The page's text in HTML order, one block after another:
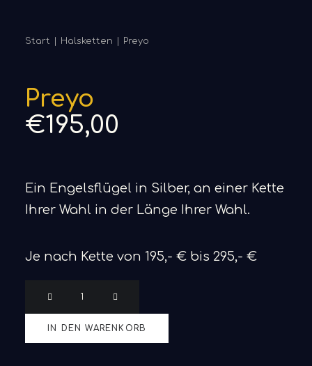
Start Halsketten Preyo
Preyo
€195,00
Ein Engelsflügel in Silber, an einer Kette
Ihrer Wahl in der Länge Ihrer Wahl.
Je nach Kette von 195,- € bis 295,- €
IN DEN WARENKORB